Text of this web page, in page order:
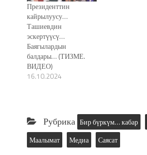
Президенттин
кайрылуусу…
Ташиевдин
эскертүүсү…
Баягылардын
балдары… (ТИЗМЕ.
ВИДЕО)
16.10.2024
Рубрика Бир бүркүм… кабар
Маалымат
Медиа Саясат